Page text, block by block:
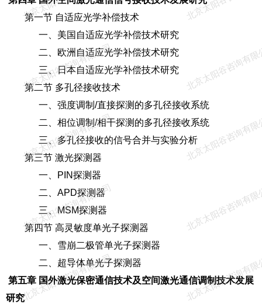
第一节 自适应光学补偿技术
一、美国自适应光学补偿技术研究
二、欧洲自适应光学补偿技术研究
三、日本自适应光学补偿技术研究
第二节 多孔径接收技术
一、强度调制/直接探测的多孔径接收系统
二、相位调制/相干探测的多孔径接收系统
三、多孔径接收的信号合并与实验分析
第三节 激光探测器
一、PIN探测器
二、APD探测器
三、MSM探测器
第四节 高灵敏度单光子探测器
一、雪崩二极管单光子探测器
二、超导体单光子探测器
第五章 国外激光保密通信技术及空间激光通信调制技术发展
研究
北京太阳谷咨询有限公司
北京太阳谷咨询
北京太阳谷咨询有限公司
北京太阳谷咨询有
北京太阳谷咨询有限公司
北京太阳谷咨询
北京太阳谷咨询有限公司
北京太阳谷咨询有